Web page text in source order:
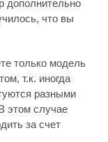
дополнительно
что вы
только модель
т.к. иногда
разными
этом случае
за счет